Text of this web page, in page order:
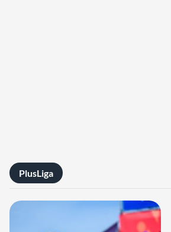
PlusLiga